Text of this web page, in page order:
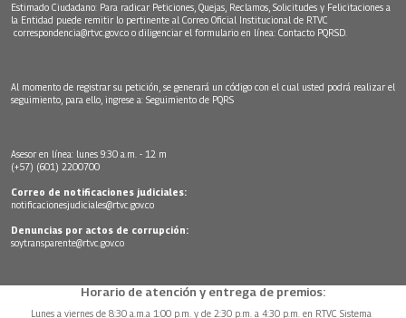
Estimado Ciudadano: Para radicar Peticiones, Quejas, Reclamos, Solicitudes y Felicitaciones a
la Entidad puede remitir lo pertinente al Correo Oficial Institucional de RTVC
correspondencia@rtvc.gov.co o diligenciar el formulario en línea: Contacto PQRSD.
Al momento de registrar su petición, se generará un código con el cual usted podrá realizar el
seguimiento, para ello, ingrese a: Seguimiento de PQRS
Asesor en línea: lunes 9:30 a.m. - 12 m
(+57) (601) 2200700
Correo de notificaciones judiciales:
notificacionesjudiciales@rtvc.gov.co
Denuncias por actos de corrupción:
soytransparente@rtvc.gov.co
Horario de atención y entrega de premios:
Lunes a viernes de 8:30 a.m.a 1:00 p.m. y de 2:30 p.m. a 4:30 p.m. en RTVC Sistema